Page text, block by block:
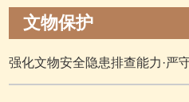
文物保护
强化文物安全隐患排查能力·严